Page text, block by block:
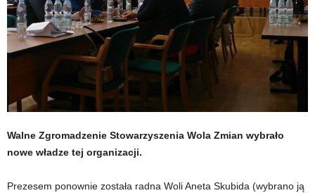
Walne Zgromadzenie Stowarzyszenia Wola Zmian wybrało
nowe władze tej organizacji.
Prezesem ponownie została radna Woli Aneta Skubida (wybrano ją